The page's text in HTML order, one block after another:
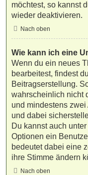
möchtest, so kannst
wieder deaktivieren.
Nach oben
Wie kann ich eine
Wenn du ein neues
bearbeitest, findest
Beitragserstellung.
wahrscheinlich nicht
und mindestens
und dabei
Du kannst auch
Optionen ein
bedeutet dabei eine
ihre Stimme ändern
Nach oben